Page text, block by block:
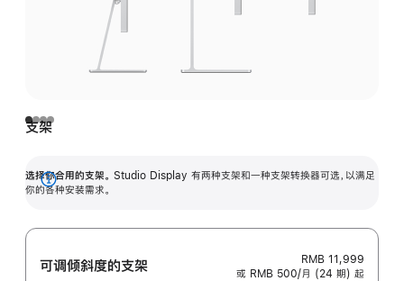
支架
选择你合用的支架。 Studio Display 有两种支架和一种支架转换器可选，以满足
你的各种安装需求。
展
可调倾斜度的支架
RMB 11,999
或 RMB 500/月 (24 期) 起